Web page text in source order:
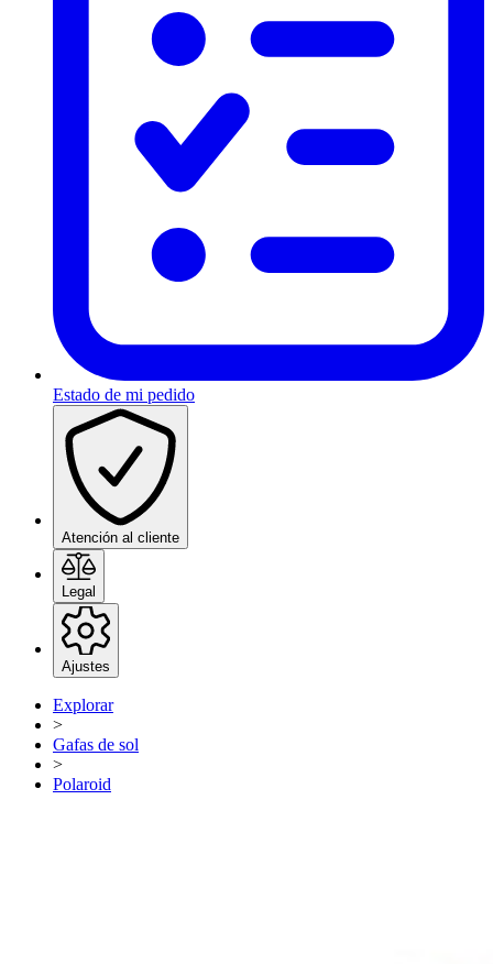
Estado de mi pedido
Atención al cliente
Legal
Ajustes
Explorar
>
Gafas de sol
>
Polaroid